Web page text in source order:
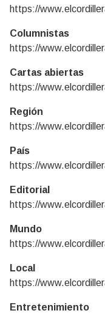
https://
Columnistas
https://
Cartas abiertas
https://
Región
https://
País
https://
Editorial
https://
Mundo
https://
Local
https://
Entretenimiento